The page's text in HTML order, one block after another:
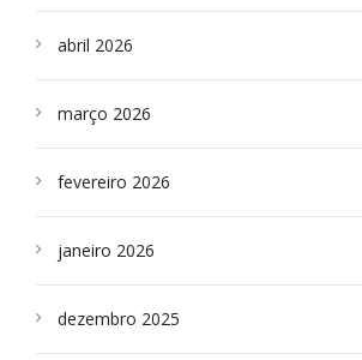
abril 2026
março 2026
fevereiro 2026
janeiro 2026
dezembro 2025